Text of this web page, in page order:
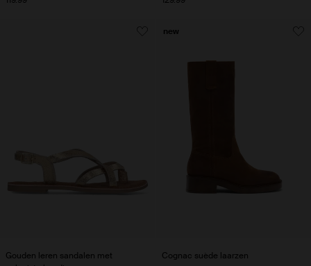
Gouden leren sandalen met
Cognac suède laarzen
new